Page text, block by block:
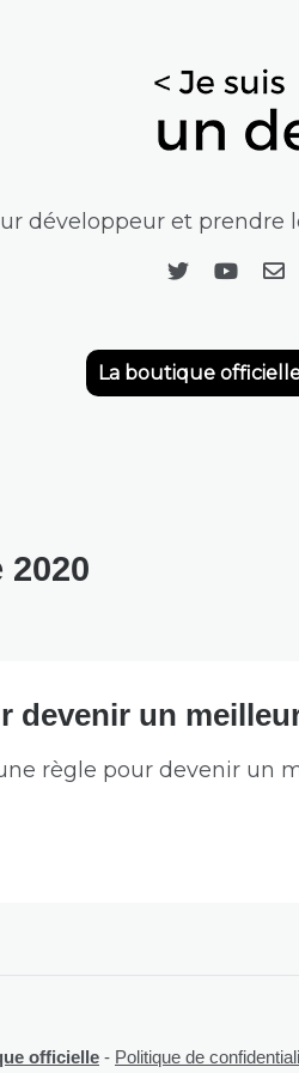
développeur et prendre
La boutique
2020
devenir un
règle pour devenir un
officielle - Politique de